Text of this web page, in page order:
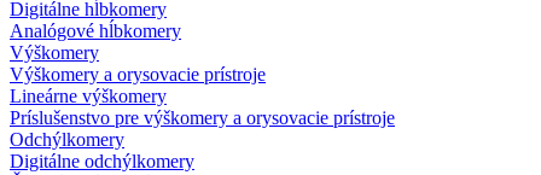
Digitálne hĺbkomery
Analógové hĺbkomery
Výškomery
Výškomery a orysovacie prístroje
Lineárne výškomery
Príslušenstvo pre výškomery a orysovacie prístroje
Odchýlkomery
Digitálne odchýlkomery